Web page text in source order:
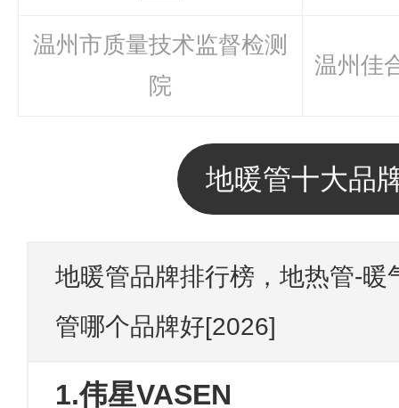
温州市质量技术监督检测
院
温州佳
地暖管十大品
地暖管品牌排行榜，地热管-暖
管哪个品牌好[2026]
1.伟星VASEN